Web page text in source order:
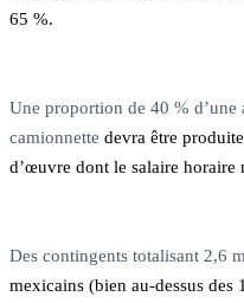
65 %.
Une proportion de 40 % d’une
camionnette devra être
d’œuvre dont le salaire horaire
Des contingents totalisant 2,6
mexicains (bien au-dessus